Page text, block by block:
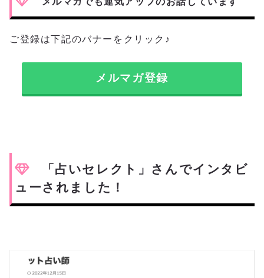
ご登録は下記のバナーをクリック♪
メルマガ登録
「占いセレクト」さんでインタビ
ューされました！